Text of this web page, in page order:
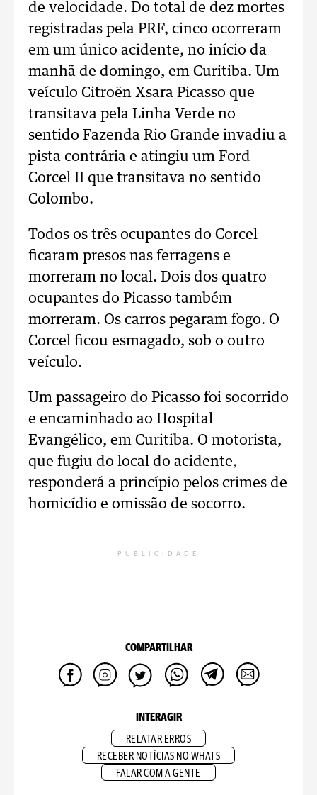
de velocidade. Do total de dez mortes
registradas pela PRF, cinco ocorreram
em um único acidente, no início da
manhã de domingo, em Curitiba. Um
veículo Citroën Xsara Picasso que
transitava pela Linha Verde no
sentido Fazenda Rio Grande invadiu a
pista contrária e atingiu um Ford
Corcel II que transitava no sentido
Colombo.
Todos os três ocupantes do Corcel
ficaram presos nas ferragens e
morreram no local. Dois dos quatro
ocupantes do Picasso também
morreram. Os carros pegaram fogo. O
Corcel ficou esmagado, sob o outro
veículo.
Um passageiro do Picasso foi socorrido
e encaminhado ao Hospital
Evangélico, em Curitiba. O motorista,
que fugiu do local do acidente,
responderá a princípio pelos crimes de
homicídio e omissão de socorro.
PUBLICIDADE
COMPARTILHAR
INTERAGIR
RELATAR ERROS
RECEBER NOTÍCIAS NO WHATS
FALAR COM A GENTE